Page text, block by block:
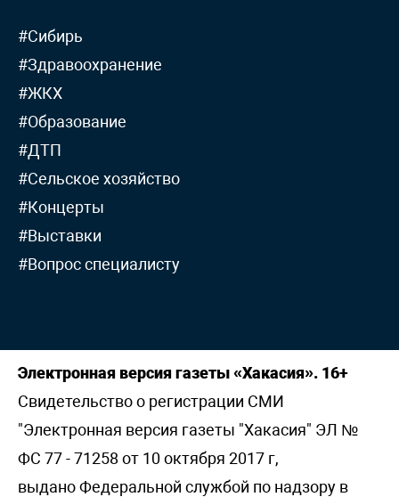
#Сибирь
#Здравоохранение
#ЖКХ
#Образование
#ДТП
#Сельское хозяйство
#Концерты
#Выставки
#Вопрос специалисту
Электронная версия газеты «Хакасия». 16+
Свидетельство о регистрации СМИ
"Электронная версия газеты "Хакасия" ЭЛ №
ФС 77 - 71258 от 10 октября 2017 г,
выдано Федеральной службой по надзору в